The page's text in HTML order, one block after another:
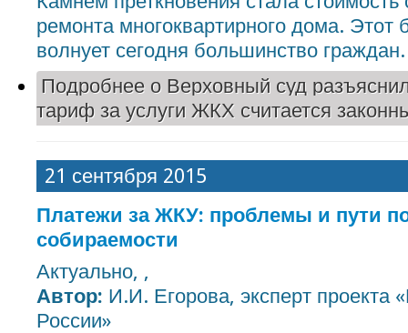
ремонта многоквартирного дома. Этот
волнует сегодня большинство граждан.
Подробнее о Верховный суд
тариф за услуги ЖКХ считается
21 сентября 2015
Платежи за ЖКУ: проблемы и пути
собираемости
Актуально, ,
Автор: И.И. Егорова, эксперт
России»